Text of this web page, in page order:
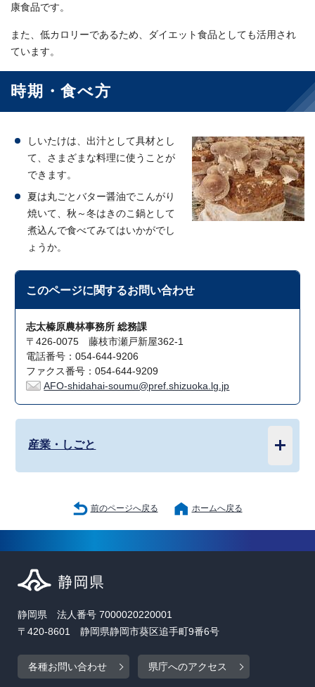
康食品です。
また、低カロリーであるため、ダイエット食品としても活用され
ています。
時期・食べ方
しいたけは、出汁として具材とし
て、さまざまな料理に使うことが
できます。
夏は丸ごとバター醤油でこんがり
焼いて、秋～冬はきのこ鍋として
煮込んで食べてみてはいかがでし
ょうか。
このページに関するお問い合わせ
志太榛原農林事務所 総務課
〒426-0075 藤枝市瀬戸新屋362-1
電話番号：054-644-9206
ファクス番号：054-644-9209
AFO-shidahai-soumu@pref.shizuoka.lg.jp
産業・しごと
前のページへ戻る ホームへ戻る
静岡県 法人番号 7000020220001
〒420-8601 静岡県静岡市葵区追手町9番6号
各種お問い合わせ 県庁へのアクセス